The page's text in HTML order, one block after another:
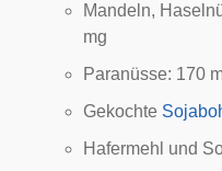
Mandeln,
mg
Paranüsse: 170
Gekochte
Hafermehl und